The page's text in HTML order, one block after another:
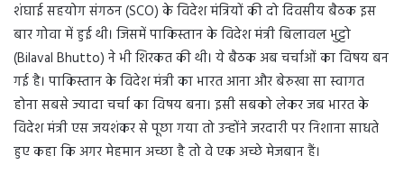
शंघाई सहयोग संगठन (SCO) के विदेश मंत्रियों की दो दिवसीय बैठक इस
बार गोवा में हुई थी। जिसमें पाकिस्तान के विदेश मंत्री बिलावल भुट्टो
(Bilaval Bhutto) ने भी शिरकत की थी। ये बैठक अब चर्चाओं का विषय बन
गई है। पाकिस्तान के विदेश मंत्री का भारत आना और बेरुखा सा स्वागत
होना सबसे ज्यादा चर्चा का विषय बना। इसी सबको लेकर जब भारत के
विदेश मंत्री एस जयशंकर से पूछा गया तो उन्होंने जरदारी पर निशाना साधते
हुए कहा कि अगर मेहमान अच्छा है तो वे एक अच्छे मेजबान हैं।